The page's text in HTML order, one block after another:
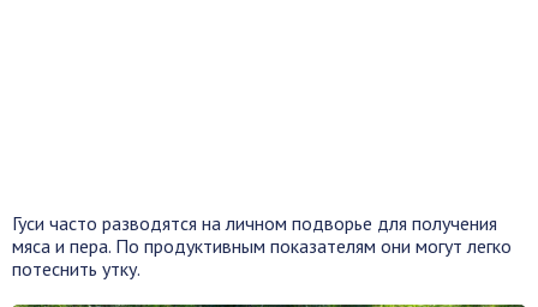
Гуси часто разводятся на личном подворье для получения
мяса и пера. По продуктивным показателям они могут легко
потеснить утку.